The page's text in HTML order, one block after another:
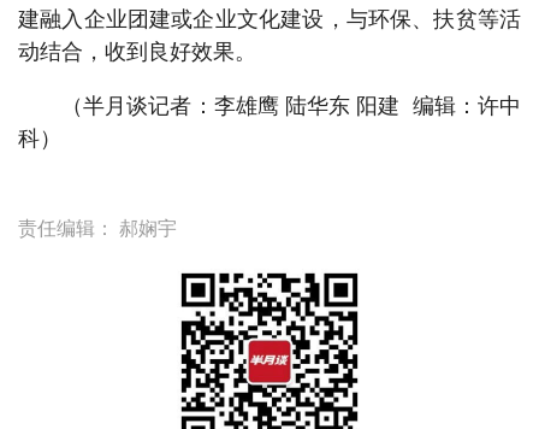
建融入企业团建或企业文化建设，与环保、扶贫等活
动结合，收到良好效果。
（半月谈记者：李雄鹰 陆华东 阳建 编辑：许中
科）
责任编辑： 郝娴宇